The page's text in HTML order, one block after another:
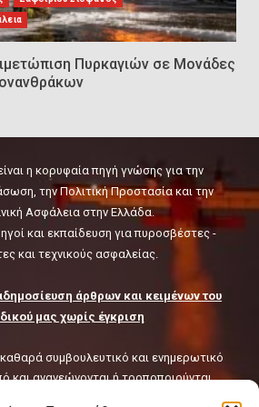
Leadership in Safety:
Emergency Response and
συχνά λάθη σε
χώρους που
σε ατύχημα
Πυρκαγιών σε Μονάδες
η κορυφαία πηγή γνώσης για την
την Πολιτική Προστασία και την
Ασφάλεια στην Ελλάδα.
και εκπαίδευση για πυροσβέστες -
και τεχνικούς ασφαλείας.
άρθρων και κειμένων του
μας χωρίς έγκριση
συμβουλευτικό και ενημερωτικό
και ανανεώνονται ή τροποποιούνται